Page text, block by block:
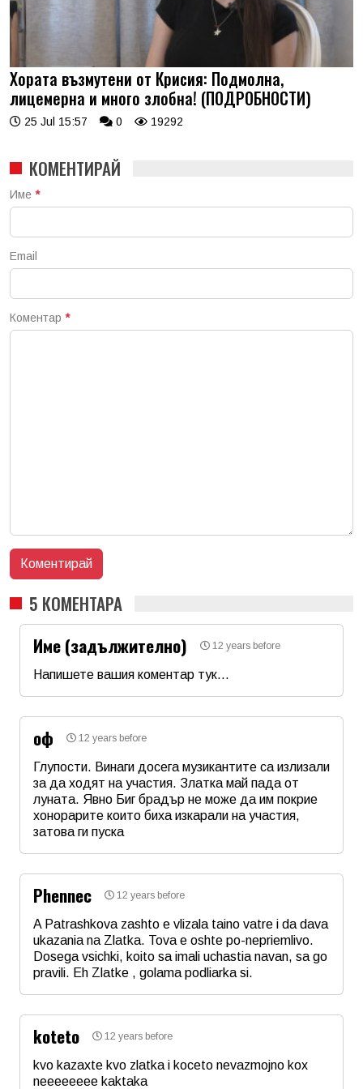
Хората възмутени от Крисия: Подмолна,
лицемерна и много злобна! (ПОДРОБНОСТИ)
25 Jul 15:57 0 19292
КОМЕНТИРАЙ
Име *
Email
Коментар *
5 КОМЕНТАРА
Име (задължително)
12 years before
Напишете вашия коментар тук...
Email
Коментар*
оф 12 years before
Глупости. Винаги досега музикантите са излизали
за да ходят на участия. Златка май пада от
луната. Явно Биг брадър не може да им покрие
хонорарите които биха изкарали на участия,
затова ги пуска
Коментар *
Phennec 12 years before
A Patrashkova zashto e vlizala taino vatre i da dava
ukazania na Zlatka. Tova e oshte po-nepriemlivo.
Dosega vsichki, koito sa imali uchastia navan, sa go
pravili. Eh Zlatke , golama podliarka si.
koteto 12 years before
kvo kazaxte kvo zlatka i koceto nevazmojno kox
neeeeeeee kaktaka